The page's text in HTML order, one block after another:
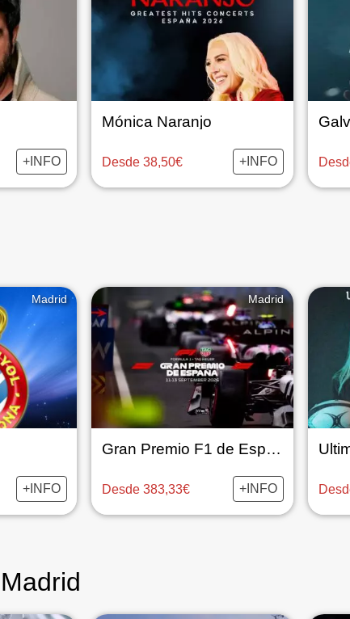
+INFO
Mónica Naranjo
Desde 38,50€ +INFO
Madrid
+INFO
Madrid
Gran Premio F1 de España
Desde 383,33€ +INFO